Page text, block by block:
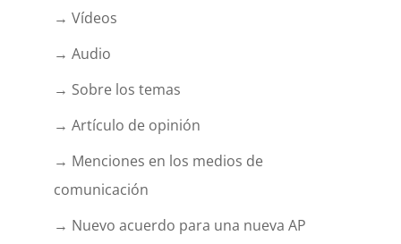
→ Vídeos
→ Audio
→ Sobre los temas
→ Artículo de opinión
→ Menciones en los medios de
comunicación
→ Nuevo acuerdo para una nueva AP